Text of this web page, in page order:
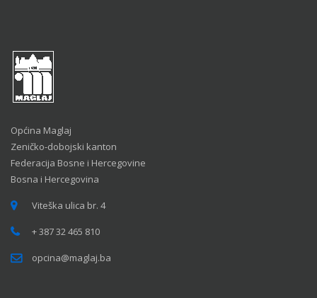
Općina Maglaj
Zeničko-dobojski kanton
Federacija Bosne i Hercegovine
Bosna i Hercegovina
Viteška ulica br. 4
+ 387 32 465 810
opcina@maglaj.ba